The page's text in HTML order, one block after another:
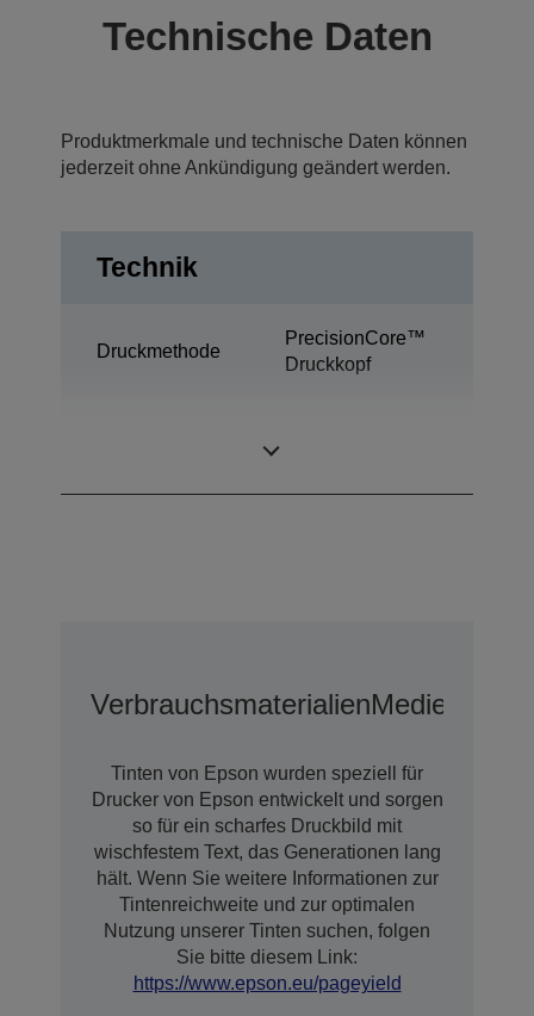
Technische Daten
Produktmerkmale und technische Daten können
jederzeit ohne Ankündigung geändert werden.
Technik
Druckmethode
PrecisionCore™
Druckkopf
VerbrauchsmaterialienMedien
Tinten von Epson wurden speziell für
Drucker von Epson entwickelt und sorgen
so für ein scharfes Druckbild mit
wischfestem Text, das Generationen lang
hält. Wenn Sie weitere Informationen zur
Tintenreichweite und zur optimalen
Nutzung unserer Tinten suchen, folgen
Sie bitte diesem Link:
https://www.epson.eu/pageyield